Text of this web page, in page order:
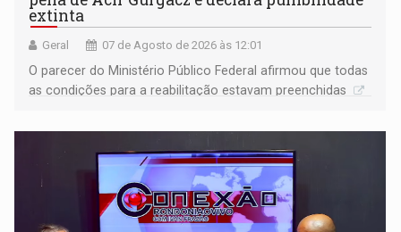
extinta
Geral 07 de Agosto de 2026 às 12:01
O parecer do Ministério Público Federal afirmou que todas
as condições para a reabilitação estavam preenchidas